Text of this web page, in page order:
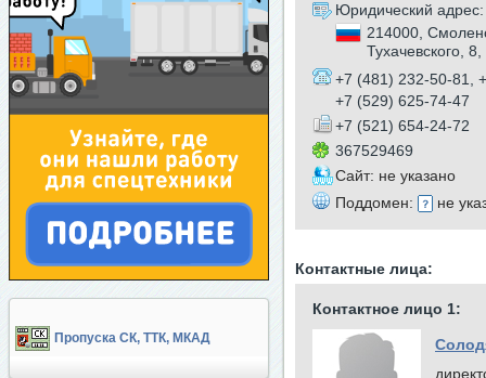
Пропуска СК, ТТК, МКАД
Юридический адрес:
214000,
Тухачевского,
+7 (481) 232-50-81,
+7 (529) 625-74-47
+7 (521) 654-24-72
367529469
Сайт: не указано
Поддомен:
не
Контактные лица:
Контактное лицо 1: